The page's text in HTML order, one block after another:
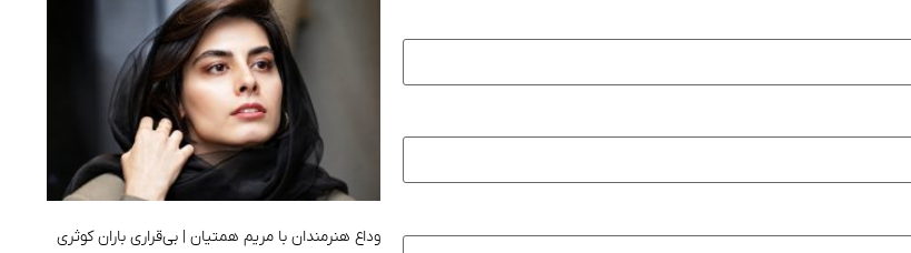
وداع هنرمندان با مریم همتیان | بی‌قراری باران کوثری